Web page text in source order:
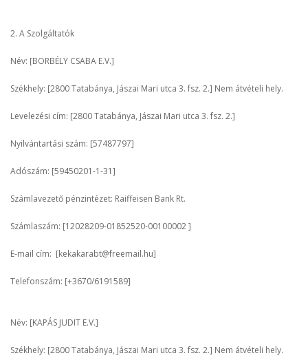
2. A Szolgáltatók
Név: [BORBÉLY CSABA E.V.]
Székhely: [2800 Tatabánya, Jászai Mari utca 3. fsz. 2.] Nem átvételi hely.
Levelezési cím: [2800 Tatabánya, Jászai Mari utca 3. fsz. 2.]
Nyilvántartási szám: [57487797]
Adószám: [59450201-1-31]
Számlavezető pénzintézet: Raiffeisen Bank Rt.
Számlaszám: [12028209-01852520-00100002 ]
E-mail cím: [kekakarabt@freemail.hu]
Telefonszám: [+3670/6191589]
Név: [KAPÁS JUDIT E.V.]
Székhely: [2800 Tatabánya, Jászai Mari utca 3. fsz. 2.] Nem átvételi hely.